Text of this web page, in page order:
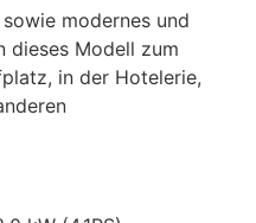
modernes und
dieses Modell zum
in der Hotelerie,